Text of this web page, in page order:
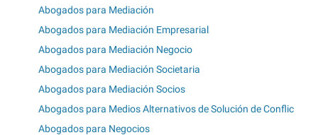
Abogados para Mediación
Abogados para Mediación Empresarial
Abogados para Mediación Negocio
Abogados para Mediación Societaria
Abogados para Mediación Socios
Abogados para Medios Alternativos de Solución de Conflic
Abogados para Negocios